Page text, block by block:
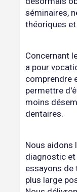
séminaires,
théoriques
Concernant
a pour
comprendre
permettre
moins
dentaires.
Nous aidons
diagnostic
essayons
plus large